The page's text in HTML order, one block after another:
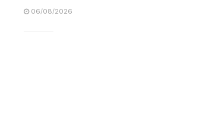
06/08/2026